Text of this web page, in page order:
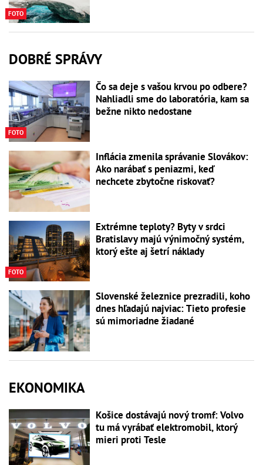
FOTO
DOBRÉ SPRÁVY
FOTO
Čo sa deje s vašou krvou po odbere?
Nahliadli sme do laboratória, kam sa
bežne nikto nedostane
Inflácia zmenila správanie Slovákov:
Ako narábať s peniazmi, keď
nechcete zbytočne riskovať?
FOTO
Extrémne teploty? Byty v srdci
Bratislavy majú výnimočný systém,
ktorý ešte aj šetrí náklady
Slovenské železnice prezradili, koho
dnes hľadajú najviac: Tieto profesie
sú mimoriadne žiadané
EKONOMIKA
Košice dostávajú nový tromf: Volvo
tu má vyrábať elektromobil, ktorý
mieri proti Tesle